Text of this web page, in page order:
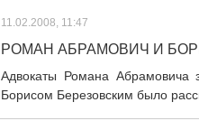
11.02.2008, 11:47
РОМАН АБРАМОВИЧ И
Адвокаты Романа Абрамовича
Борисом Березовским было